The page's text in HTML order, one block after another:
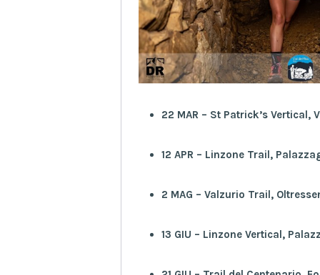
22 MAR – St Patrick’s Vertical,
12 APR – Linzone Trail,
2 MAG – Valzurio Trail,
13 GIU – Linzone Vertical,